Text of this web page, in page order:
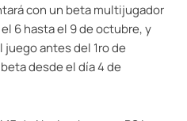
con un beta multijugador
6 hasta el 9 de octubre, y
antes del 1ro de
desde el día 4 de